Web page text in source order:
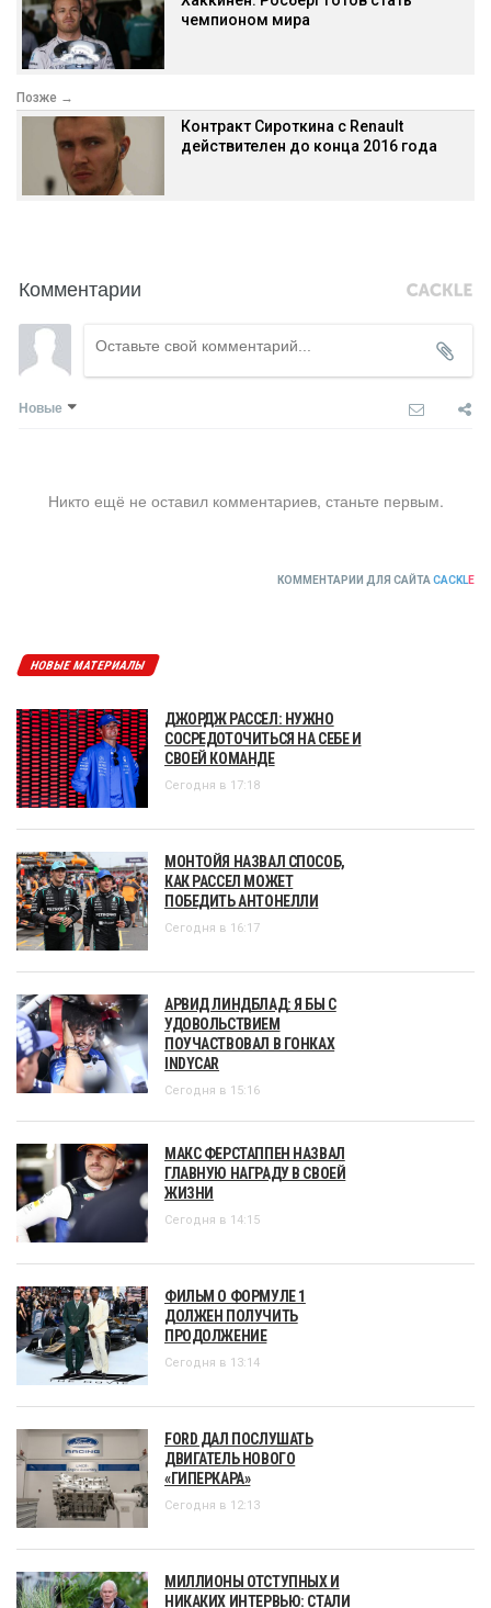
чемпионом мира
Позже →
Контракт Сироткина с Renault
действителен до конца 2016 года
Комментарии
Новые
Никто ещё не оставил комментариев, станьте первым.
КОММЕНТАРИИ ДЛЯ САЙТАCACKLE
НОВЫЕ МАТЕРИАЛЫ
ДЖОРДЖ РАССЕЛ: НУЖНО
СОСРЕДОТОЧИТЬСЯ НА СЕБЕ И
СВОЕЙ КОМАНДЕ
Сегодня в 17:18
МОНТОЙЯ НАЗВАЛ СПОСОБ,
КАК РАССЕЛ МОЖЕТ
ПОБЕДИТЬ АНТОНЕЛЛИ
Сегодня в 16:17
АРВИД ЛИНДБЛАД: Я БЫ С
УДОВОЛЬСТВИЕМ
ПОУЧАСТВОВАЛ В ГОНКАХ
INDYCAR
Сегодня в 15:16
МАКС ФЕРСТАППЕН НАЗВАЛ
ГЛАВНУЮ НАГРАДУ В СВОЕЙ
ЖИЗНИ
Сегодня в 14:15
ФИЛЬМ О ФОРМУЛЕ 1
ДОЛЖЕН ПОЛУЧИТЬ
ПРОДОЛЖЕНИЕ
Сегодня в 13:14
FORD ДАЛ ПОСЛУШАТЬ
ДВИГАТЕЛЬ НОВОГО
«ГИПЕРКАРА»
Сегодня в 12:13
МИЛЛИОНЫ ОТСТУПНЫХ И
НИКАКИХ ИНТЕРВЬЮ: СТАЛИ